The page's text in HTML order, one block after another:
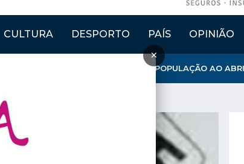
CULTURA DESPORTO PAÍS OPINIÃO
×
REFORÇA APOSTA NA FIXAÇÃO DE POPULAÇÃO AO